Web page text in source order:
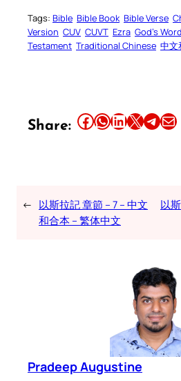
Tags: Bible Bible Book Bible Verse
Version CUV CUVT Ezra God’s Word
Testament Traditional Chinese 中文
Share: Share this article on Facebook Share this article on WhatsApp Share this article on LinkedIn Share this article on X Share this article on TelegramEmail this Article
← 以斯拉記 章節 – 7 – 中文
和合本 – 繁体中文
以
Pradeep Augustine